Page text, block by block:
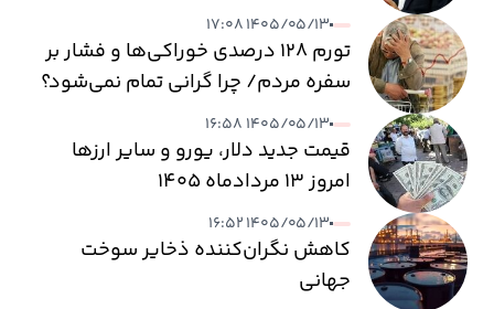
۱۴۰۵/۰۵/۱۳ ۱۷:۰۸
تورم ۱۲۸ درصدی خوراکی‌ها و فشار بر
سفره مردم/ چرا گرانی تمام نمی‌شود؟
۱۴۰۵/۰۵/۱۳ ۱۶:۵۸
قیمت جدید دلار، یورو و سایر ارزها
امروز ۱۳ مردادماه ۱۴۰۵
۱۴۰۵/۰۵/۱۳ ۱۶:۵۲
کاهش نگران‌کننده ذخایر سوخت
جهانی